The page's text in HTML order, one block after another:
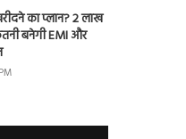
का प्लान? 2 लाख
बनेगी EMI और